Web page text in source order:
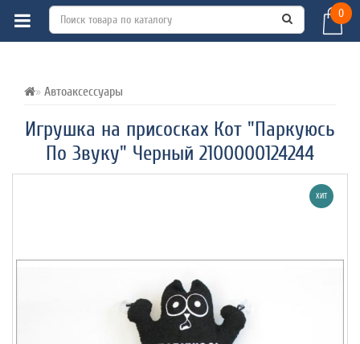
0
Автоаксессуары
Игрушка на присосках Кот "Паркуюсь
По Звуку" Черный 2100000124244
ВСЕ О ТОВАРЕ ХАРАКТЕРИСТИКИ
ХИТ